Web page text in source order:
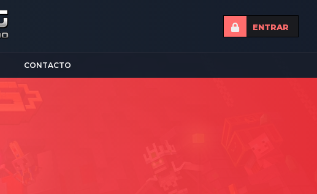
ENTRAR
CONTACTO